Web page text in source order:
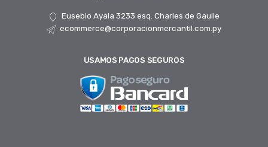
Eusebio Ayala 3233 esq. Charles de Gaulle
ecommerce@corporacionmercantil.com.py
USAMOS PAGOS SEGUROS